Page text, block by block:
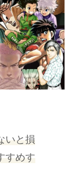
いと損
すめす